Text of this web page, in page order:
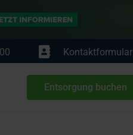
Kontaktformular
Entsorgung buchen